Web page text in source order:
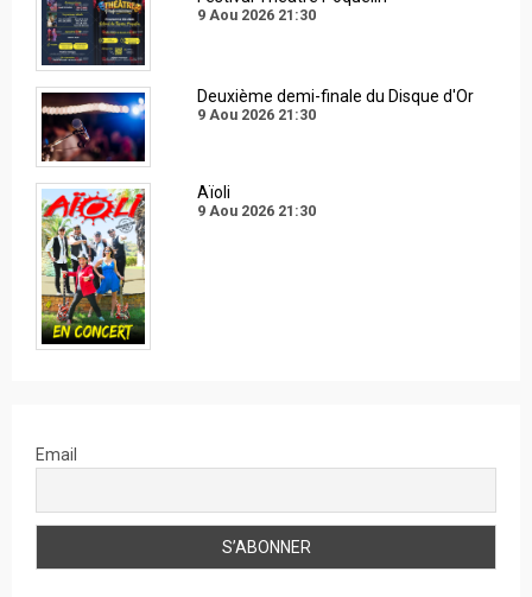
9 Aou 2026 21:30
Deuxième demi-finale du Disque d'Or
9 Aou 2026 21:30
Aïoli
9 Aou 2026 21:30
Email